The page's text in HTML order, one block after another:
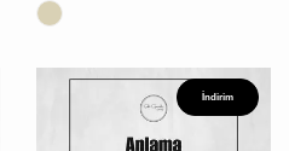
İndirim